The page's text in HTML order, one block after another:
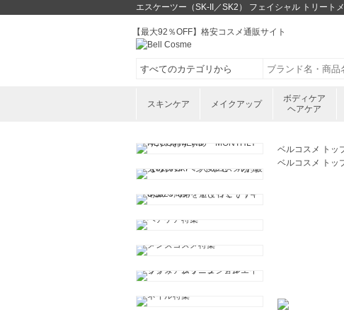
エスケーツー（SK-II／SK2） フェイシャル トリート
【最大92％OFF】格安コスメ通販サイト
スキンケア メイクアップ
ボディケア
ヘアケア
ベルコスメ トッ
ベルコスメ トッ